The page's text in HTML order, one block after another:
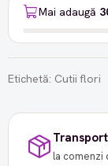
Mai adaugă
Etichetă: Cutii flori
la comenzi